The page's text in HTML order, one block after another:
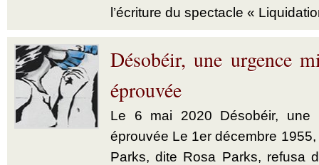
l’écriture du spectacle «
Désobéir, une urgence
éprouvée
Le 6 mai 2020 Désobéir, une
éprouvée Le 1er décembre
Parks, dite Rosa Parks, refusa